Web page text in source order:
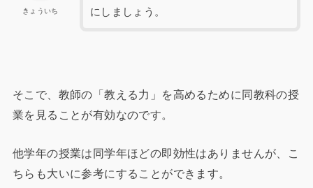
きょういち
にしましょう。
そこで、教師の「教える力」を高めるために同教科の授
業を見ることが有効なのです。
他学年の授業は同学年ほどの即効性はありませんが、こ
ちらも大いに参考にすることができます。